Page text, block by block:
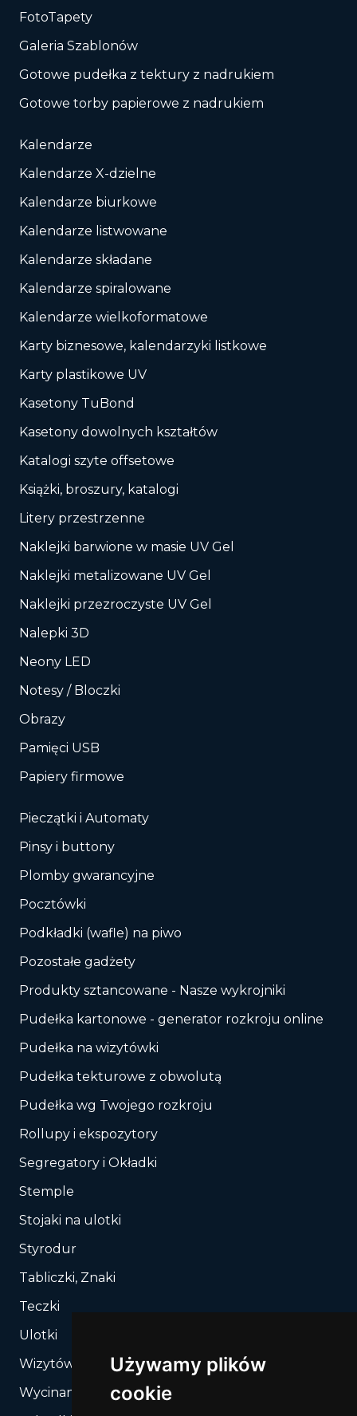
Używamy plików
cookie
FotoTapety
Galeria Szablonów
Gotowe pudełka z tektury z nadrukiem
Gotowe torby papierowe z nadrukiem
Kalendarze
Kalendarze X-dzielne
Kalendarze biurkowe
Kalendarze listwowane
Kalendarze składane
Kalendarze spiralowane
Kalendarze wielkoformatowe
Karty biznesowe, kalendarzyki listkowe
Karty plastikowe UV
Kasetony TuBond
Kasetony dowolnych kształtów
Katalogi szyte offsetowe
Książki, broszury, katalogi
Litery przestrzenne
Naklejki barwione w masie UV Gel
Naklejki metalizowane UV Gel
Naklejki przezroczyste UV Gel
Nalepki 3D
Neony LED
Notesy / Bloczki
Obrazy
Pamięci USB
Papiery firmowe
Pieczątki i Automaty
Pinsy i buttony
Plomby gwarancyjne
Pocztówki
Podkładki (wafle) na piwo
Pozostałe gadżety
Produkty sztancowane - Nasze wykrojniki
Pudełka kartonowe - generator rozkroju online
Pudełka na wizytówki
Pudełka tekturowe z obwolutą
Pudełka wg Twojego rozkroju
Rollupy i ekspozytory
Segregatory i Okładki
Stemple
Stojaki na ulotki
Styrodur
Tabliczki, Znaki
Teczki
Ulotki
Wizytówki
Wycinanie, Sztancowanie wg Twojego rozkroju